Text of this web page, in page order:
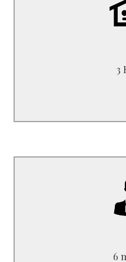
3
1
6
max kadar